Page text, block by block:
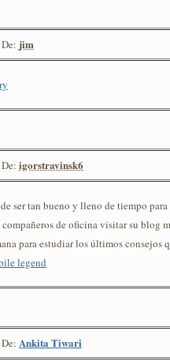
De: jim
De: igorstravinsk6
ser tan bueno y lleno de tiempo
de oficina visitar su blog
para estudiar los últimos consejos
legend
De: Ankita Tiwari